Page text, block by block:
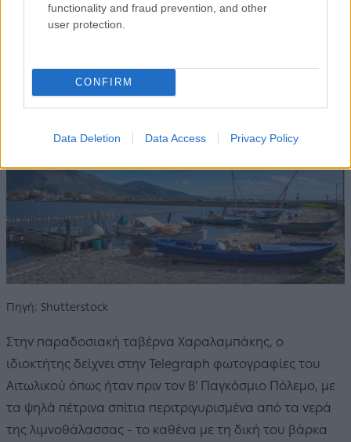
functionality and fraud prevention, and other
user protection.
CONFIRM
Data Deletion Data Access Privacy Policy
Πηγή: Shutterstock
Στην παραδοσιακή ταβέρνα Χαραλαμπάκης, ο
ιδιοκτήτης δείχνει στην Telegraph φωτογραφίες του
Αιτωλικού όπως ήταν πριν τον Β' Παγκόσμιο Πόλεμο, με
τα ψηλά πέτρινα σπίτια περιτριγυρισμένα από τα νερά
της λιμνοθάλασσας - το καθένα με τη δική του βάρκα